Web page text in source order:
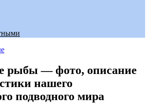
рыбы — фото, описание
нашего
подводного мира